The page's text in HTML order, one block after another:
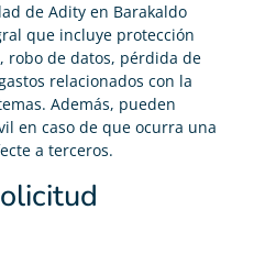
de Adity en Barakaldo
que incluye protección
robo de datos, pérdida de
relacionados con la
Además, pueden
en caso de que ocurra una
a terceros.